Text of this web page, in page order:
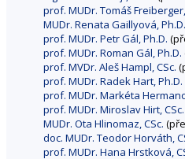
prof. MUDr. Tomáš
MUDr. Renata Gaillyová, Ph.D.
prof. MUDr. Petr Gál, Ph.D.
prof. MUDr. Roman Gál, Ph.D.
prof. MVDr. Aleš Hampl, CSc.
prof. MUDr. Radek Hart, Ph.D.
prof. MUDr. Markéta
prof. MUDr. Miroslav Hirt, CSc.
MUDr. Ota Hlinomaz, CSc.
doc. MUDr. Teodor Horváth,
prof. MUDr. Hana Hrstková,